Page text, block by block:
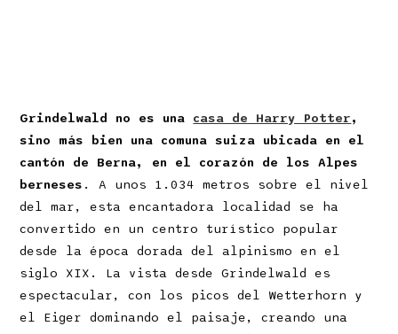
Grindelwald no es una casa de Harry Potter,
sino más bien una comuna suiza ubicada en el
cantón de Berna, en el corazón de los Alpes
berneses . A unos 1.034 metros sobre el nivel
del mar, esta encantadora localidad se ha
convertido en un centro turístico popular
desde la época dorada del alpinismo en el
siglo XIX. La vista desde Grindelwald es
espectacular, con los picos del Wetterhorn y
el Eiger dominando el paisaje, creando una